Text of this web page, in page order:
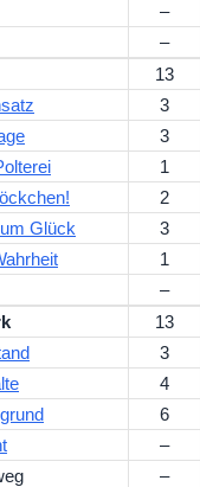
–
–
13
3
3
1
2
Glück
3
1
–
13
3
4
6
–
–